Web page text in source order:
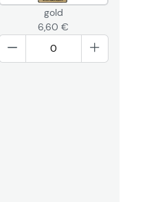
gold
6,60 €